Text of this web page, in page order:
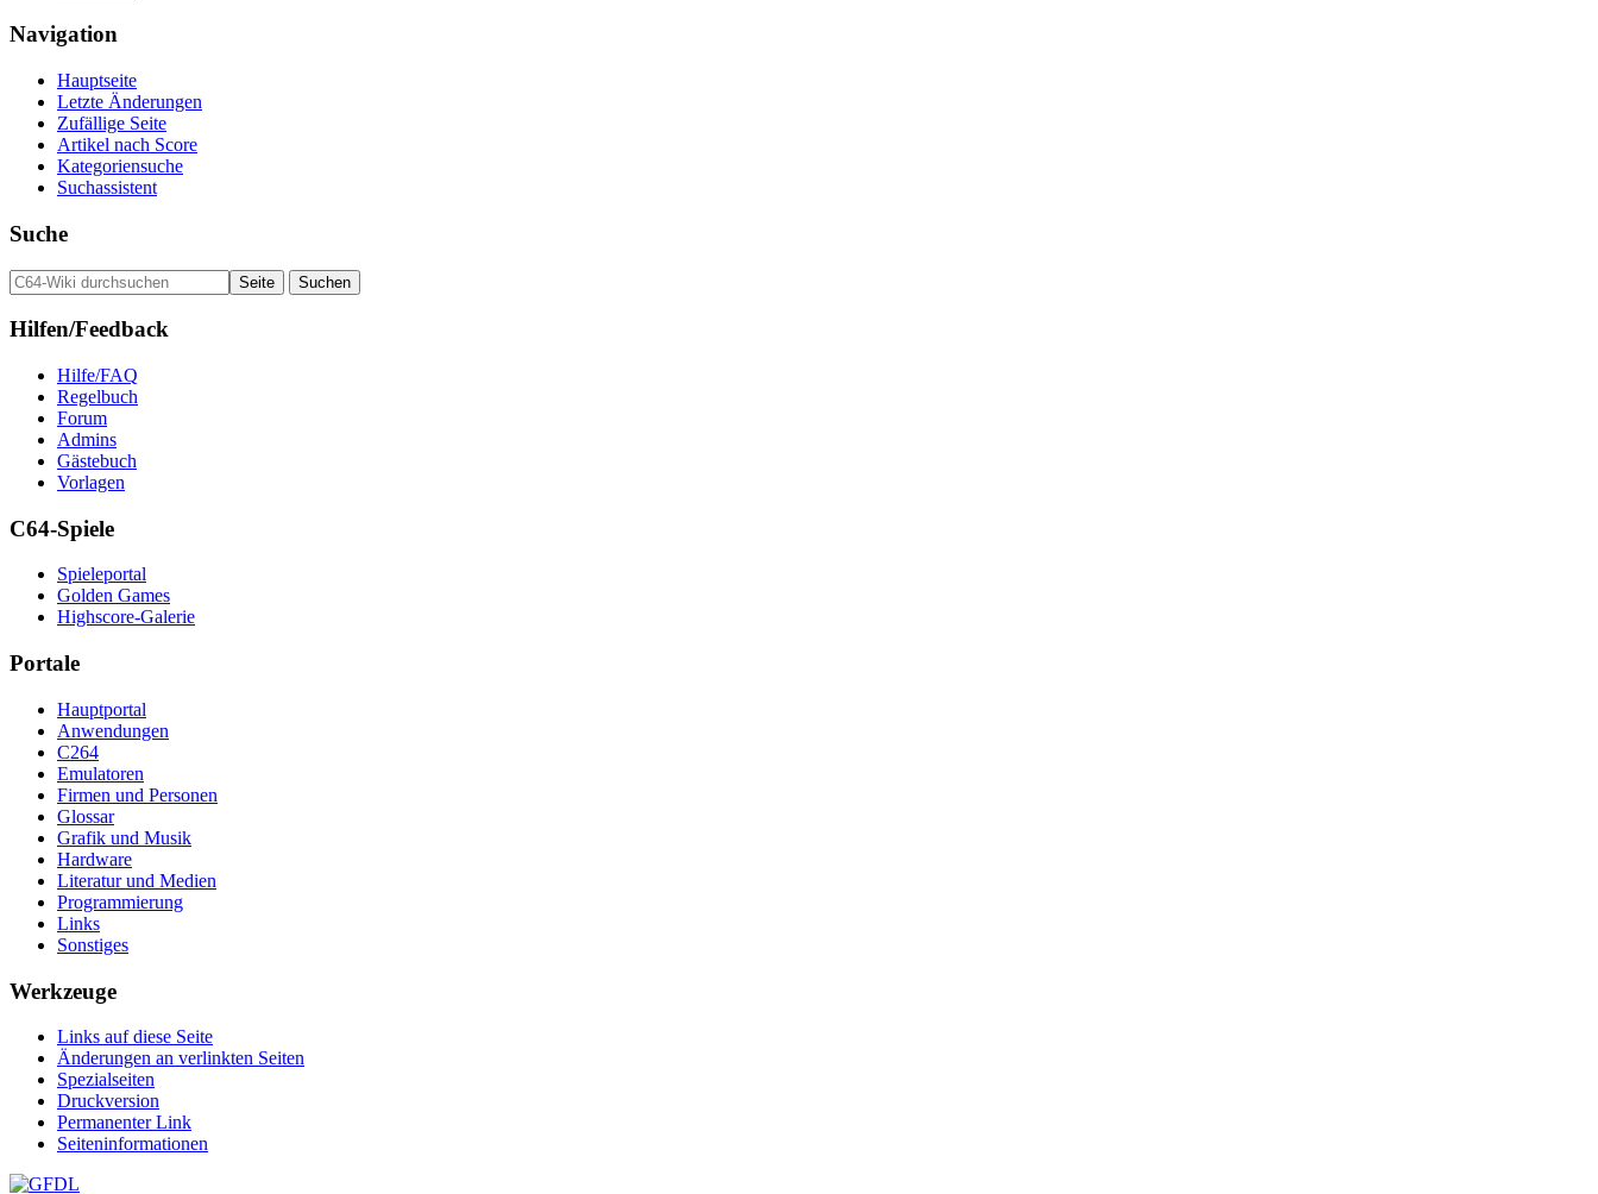
Navigation
Hauptseite
Letzte Änderungen
Zufällige Seite
Artikel nach Score
Kategoriensuche
Suchassistent
Suche
Hilfen/Feedback
Hilfe/FAQ
Regelbuch
Forum
Admins
Gästebuch
Vorlagen
C64-Spiele
Spieleportal
Golden Games
Highscore-Galerie
Portale
Hauptportal
Anwendungen
C264
Emulatoren
Firmen und Personen
Glossar
Grafik und Musik
Hardware
Literatur und Medien
Programmierung
Links
Sonstiges
Werkzeuge
Links auf diese Seite
Änderungen an verlinkten Seiten
Spezialseiten
Druckversion
Permanenter Link
Seiten­­informationen